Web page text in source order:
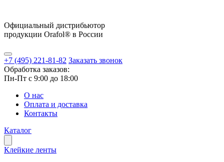
Официальный дистрибьютор
продукции Orafol® в России
+7 (495) 221-81-82 Заказать звонок
Обработка заказов:
Пн-Пт с 9:00 до 18:00
О нас
Оплата и доставка
Контакты
Каталог
Клейкие ленты